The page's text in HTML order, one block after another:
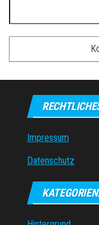
Impressum
Datenschutz